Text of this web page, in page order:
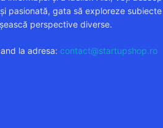
pasionată, gata să exploreze subiecte
perspective diverse.
la adresa: contact@startupshop.ro